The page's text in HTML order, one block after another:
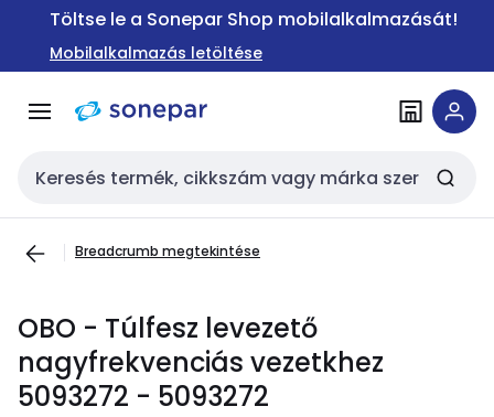
Ugrás a
Ugrás a
tartalomra
Töltse le a Sonepar Shop mobilalkalmazását!
Mobilalkalmazás letöltése
Keresési bemenet
Breadcrumb megtekintése
OBO - Túlfesz levezető
nagyfrekvenciás vezetkhez
5093272 - 5093272